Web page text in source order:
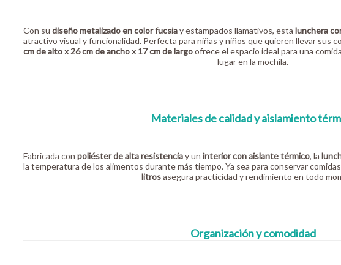
Con su diseño metalizado en color fucsiay estampados llamativos, esta lunchera
atractivo visual y funcionalidad. Perfecta para niñas y niños que quieren llevar sus
cm de alto x 26 cm de ancho x 17 cm de largoofrece el espacio ideal para una
lugar en la mochila.
Materiales de calidad y aislamiento
Fabricada con poliéster de alta resistenciay un interior con aislante térmico, la
la temperatura de los alimentos durante más tiempo. Ya sea para conservar
litrosasegura practicidad y rendimiento en todo
Organización y comodidad